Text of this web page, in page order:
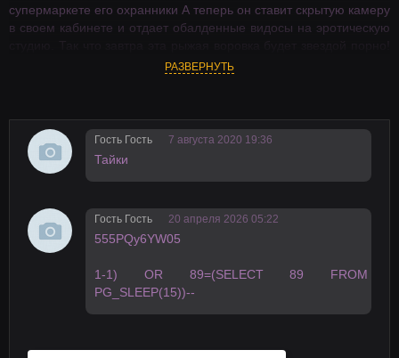
супермаркете его охранники А теперь он ставит скрытую камеру
в своем кабинете и отдает обалденные видосы на эротическую
HD видео, на телефон в хорошем качестве на 24video.
РАЗВЕРНУТЬ
Гость Гость 7 августа 2020 19:36
Тайки
Гость Гость 20 апреля 2026 05:22
555PQy6YW05
1-1) OR 89=(SELECT 89 FROM
PG_SLEEP(15))--